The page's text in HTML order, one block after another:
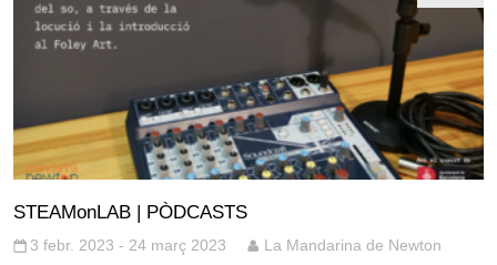
STEAMonLAB | PÒDCASTS
3 febr. 2023 - 24 març 2023 La Mandarina de Newton